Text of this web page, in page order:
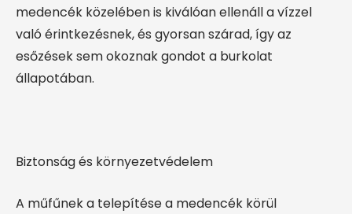
medencék közelében is kiválóan ellenáll a vízzel
való érintkezésnek, és gyorsan szárad, így az
esőzések sem okoznak gondot a burkolat
állapotában.
Biztonság és környezetvédelem
A műfűnek a telepítése a medencék körül